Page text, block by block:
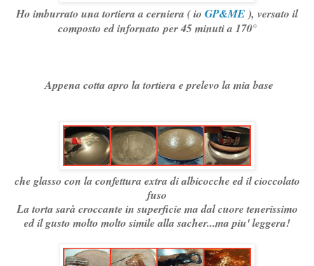
Ho imburrato una tortiera a cerniera ( io GP&ME ), versato il
composto ed infornatoper 45 minuti a 170°
Appena cotta apro la tortiera e prelevo la mia base
che glasso con la confettura extra di albicocche ed il cioccolato
fuso
La torta sarà croccante in superficie ma dal cuore tenerissimo
ed il gusto molto molto simile alla sacher...ma piu' leggera!